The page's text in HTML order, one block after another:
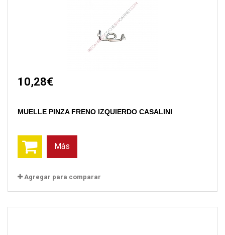
10,28€
MUELLE PINZA FRENO IZQUIERDO CASALINI
Más
Agregar para comparar